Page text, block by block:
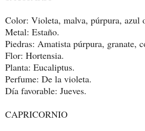
Color: Violeta, malva, púrpura, azul
Metal: Estaño.
Piedras: Amatista púrpura, granate,
Flor: Hortensia.
Planta: Eucaliptus.
Perfume: De la violeta.
Día favorable: Jueves.
CAPRICORNIO